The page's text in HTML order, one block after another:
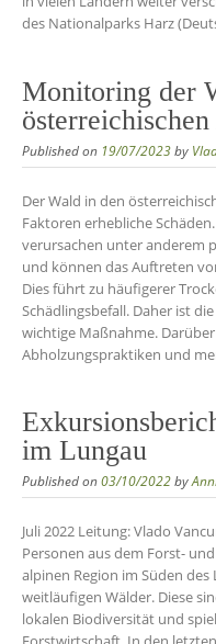
des Nationalparks Harz
Monitoring der
Published on 19/07/2023by
Der Wald in den
Faktoren erhebliche
verursachen unter anderem
und können das Auftreten
Dies führt zu häufigerer
Schädlingsbefall. Daher ist
wichtige Maßnahme.
Abholzungspraktiken und
im Lungau
Published on03/10/2022by
Juli 2022 Leitung: Vlado
Personen aus dem Forst-
alpinen Region im Süden
weitläufigen Wälder. Diese
lokalen Biodiversität und